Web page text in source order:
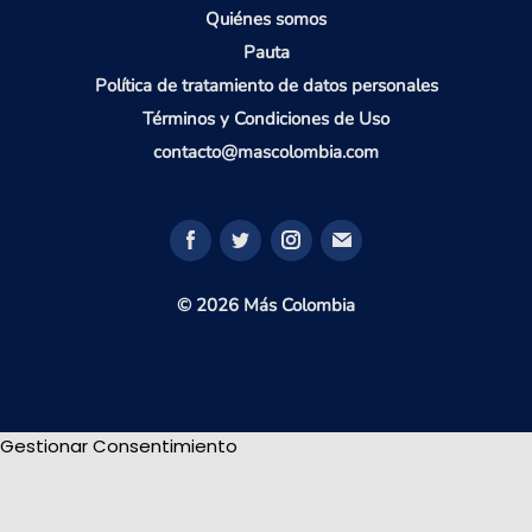
Quiénes somos
Pauta
Política de tratamiento de datos personales
Términos y Condiciones de Uso
contacto@mascolombia.com
© 2026 Más Colombia
Gestionar Consentimiento